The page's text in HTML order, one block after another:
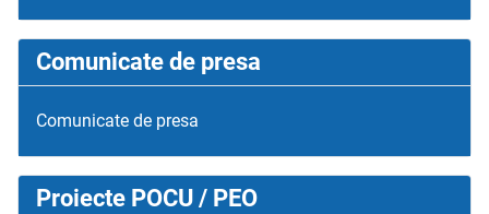
Comunicate de presa
Comunicate de presa
Proiecte POCU / PEO